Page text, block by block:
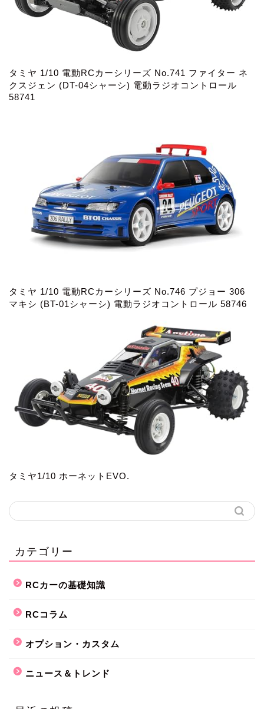
タミヤ 1/10 電動RCカーシリーズ No.741 ファイター ネ
クスジェン (DT-04シャーシ) 電動ラジオコントロール
58741
タミヤ 1/10 電動RCカーシリーズ No.746 プジョー 306
マキシ (BT-01シャーシ) 電動ラジオコントロール 58746
タミヤ1/10 ホーネットEVO.
カテゴリー
RCカーの基礎知識
RCコラム
オプション・カスタム
ニュース＆トレンド